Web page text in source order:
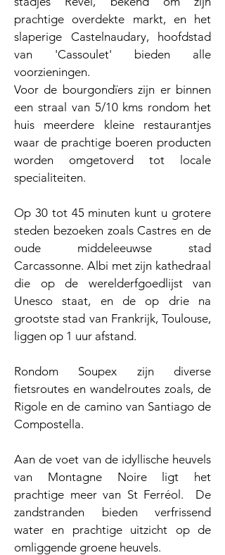
prachtige overdekte markt, en het
slaperige Castelnaudary, hoofdstad
van 'Cassoulet' bieden alle
voorzieningen.
Voor de bourgondïers zijn er binnen
een straal van 5/10 kms rondom het
huis meerdere kleine restaurantjes
waar de prachtige boeren producten
worden omgetoverd tot locale
specialiteiten.
Op 30 tot 45 minuten kunt u grotere
steden bezoeken zoals Castres en de
oude middeleeuwse stad
Carcassonne. Albi met zijn kathedraal
die op de werelderfgoedlijst van
Unesco staat, en de op drie na
grootste stad van Frankrijk, Toulouse,
liggen op 1 uur afstand.
Rondom Soupex zijn diverse
fietsroutes en wandelroutes zoals, de
Rigole en de camino van Santiago de
Compostella.
Aan de voet van de idyllische heuvels
van Montagne Noire ligt het
prachtige meer van St Ferréol. De
zandstranden bieden verfrissend
water en prachtige uitzicht op de
omliggende groene heuvels.